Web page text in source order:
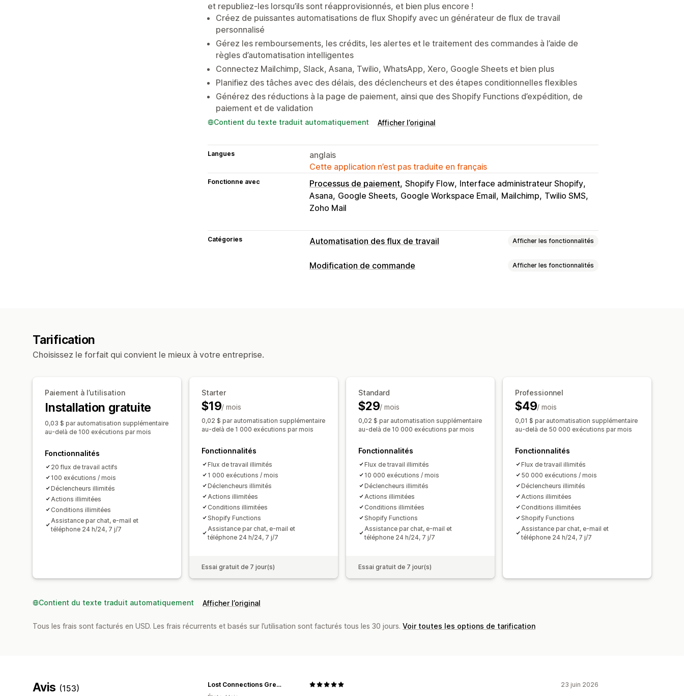
et republiez-les lorsqu’ils sont réapprovisionnés, et bien plus encore !
Créez de puissantes automatisations de flux Shopify avec un générateur de flux de travail
personnalisé
Gérez les remboursements, les crédits, les alertes et le traitement des commandes à l’aide de
règles d’automatisation intelligentes
Connectez Mailchimp, Slack, Asana, Twilio, WhatsApp, Xero, Google Sheets et bien plus
Planifiez des tâches avec des délais, des déclencheurs et des étapes conditionnelles flexibles
Générez des réductions à la page de paiement, ainsi que des Shopify Functions d’expédition, de
paiement et de validation
Contient du texte traduit automatiquement Afficher l’original
Langues
anglais
Cette application n’est pas traduite en français
Fonctionne avec Processus de paiement Shopify Flow Interface administrateur Shopify
Asana Google Sheets Google Workspace Email Mailchimp Twilio SMS
Zoho Mail
Catégories Automatisation des flux de travail Afficher les fonctionnalités
Automatisation des tâches
Logique conditionnelle Déclencheurs personnalisés
Synchronisation automatique des données
Tâches programmées
Flux de travail personnalisés
Modification de commande Afficher les fonctionnalités
Mises à jour des statuts
Archivage
Importation et exportation
Tarification
Choisissez le forfait qui convient le mieux à votre entreprise.
Paiement à l’utilisation
Installation gratuite
0,03 $ par automatisation supplémentaire
au-delà de 100 exécutions par mois
Fonctionnalités
20 flux de travail actifs
100 exécutions / mois
Déclencheurs illimités
Actions illimitées
Conditions illimitées
Assistance par chat, e-mail et
téléphone 24 h/24, 7 j/7
Starter
$19/ mois
0,02 $ par automatisation supplémentaire
au-delà de 1 000 exécutions par mois
Fonctionnalités
Flux de travail illimités
1 000 exécutions / mois
Déclencheurs illimités
Actions illimitées
Conditions illimitées
Shopify Functions
Assistance par chat, e-mail et
téléphone 24 h/24, 7 j/7
Essai gratuit de 7 jour(s)
Standard
$29/ mois
0,02 $ par automatisation supplémentaire
au-delà de 10 000 exécutions par mois
Fonctionnalités
Flux de travail illimités
10 000 exécutions / mois
Déclencheurs illimités
Actions illimitées
Conditions illimitées
Shopify Functions
Assistance par chat, e-mail et
téléphone 24 h/24, 7 j/7
Essai gratuit de 7 jour(s)
Professionnel
$49/ mois
0,01 $ par automatisation supplémentaire
au-delà de 50 000 exécutions par mois
Fonctionnalités
Flux de travail illimités
50 000 exécutions / mois
Déclencheurs illimités
Actions illimitées
Conditions illimitées
Shopify Functions
Assistance par chat, e-mail et
téléphone 24 h/24, 7 j/7
Contient du texte traduit automatiquement Afficher l’original
Tous les frais sont facturés en USD. Les frais récurrents et basés sur l’utilisation sont facturés tous les 30 jours. Voir toutes les options de tarification
Avis (153) 23 juin 2026
Lost Connections Greeting Cards